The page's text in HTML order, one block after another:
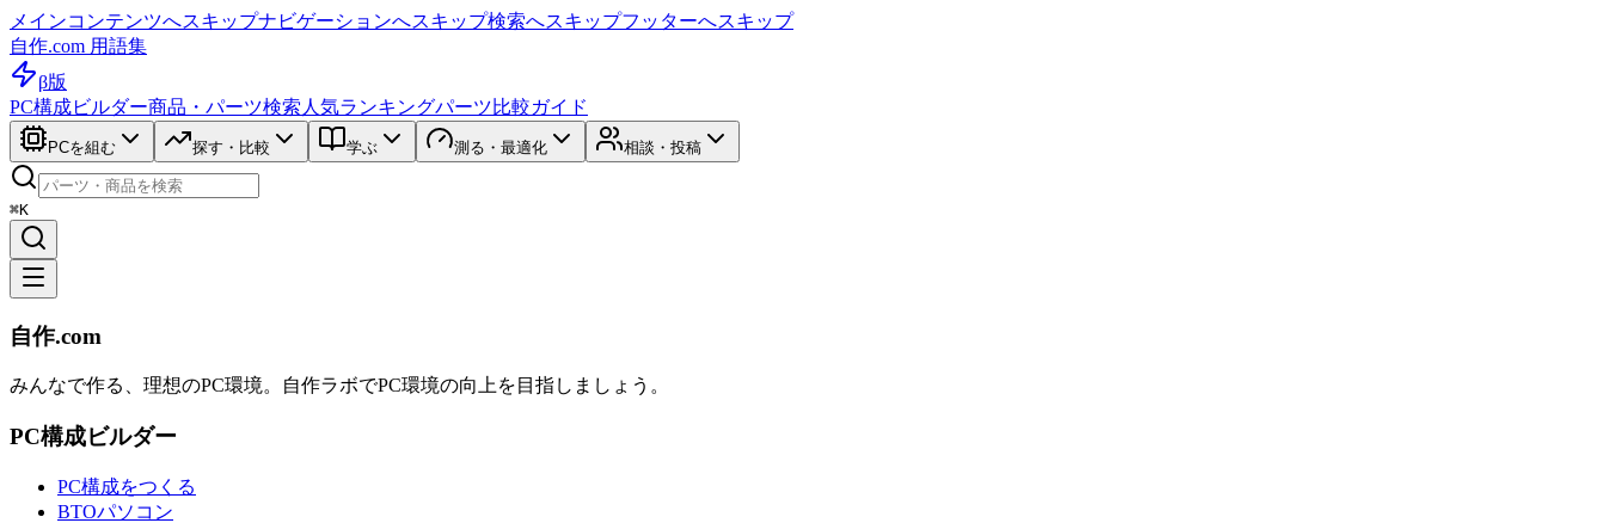
メインコンテンツへスキップナビゲーションへスキップ検索へスキップフッターへスキップ
自作.com 用語集
β版
PC構成ビルダー商品・パーツ検索 人気ランキングパーツ比較ガイド
PCを組む 探す・比較 学ぶ 測る・最適化 相談・投稿
⌘K
自作.com
みんなで作る、理想のPC環境。 自作ラボでPC環境の向上を目指しましょう。
PC構成ビルダー
PC構成をつくる
BTOパソコン